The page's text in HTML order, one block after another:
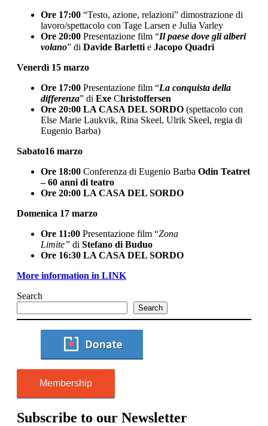
Ore 17:00 “Testo, azione, relazioni” dimostrazione di
lavoro/spettacolo con Tage Larsen e Julia Varley
Ore 20:00 Presentazione film “Il paese dove gli alberi
volano” di Davide Barletti e Jacopo Quadri
Venerdì 15 marzo
Ore 17:00 Presentazione film “La conquista della
differenza” di Exe Christoffersen
Ore 20:00 LA CASA DEL SORDO (spettacolo con
Else Marie Laukvik, Rina Skeel, Ulrik Skeel, regia di
Eugenio Barba)
Sabato16 marzo
Ore 18:00 Conferenza di Eugenio Barba Odin Teatret
– 60 anni di teatro
Ore 20:00 LA CASA DEL SORDO
Domenica 17 marzo
Ore 11:00 Presentazione film “Zona
Limite” di Stefano di Buduo
Ore 16:30 LA CASA DEL SORDO
More information in LINK
Search
Search
Membership
Subscribe to our Newsletter